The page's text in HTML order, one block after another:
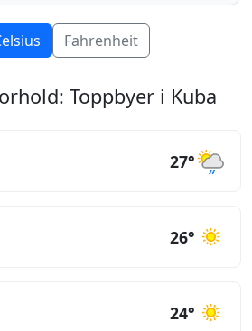
Fahrenheit
Toppbyer i Kuba
27°
26°
24°